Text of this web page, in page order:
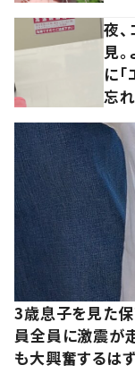
夜
見
に「
忘
3歳息子を見た保
員全員に激震が
も大興奮するはず